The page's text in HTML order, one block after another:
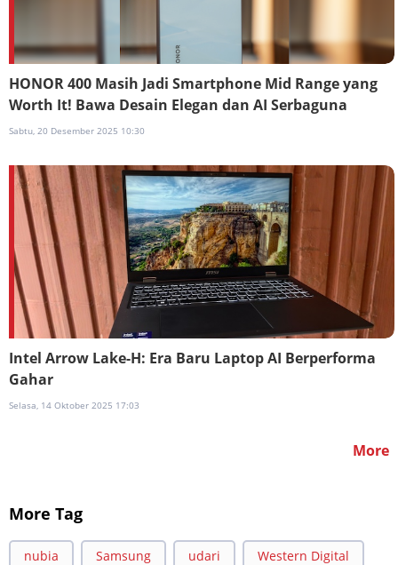
HONOR 400 Masih Jadi Smartphone Mid Range yang
Worth It! Bawa Desain Elegan dan AI Serbaguna
Sabtu, 20 Desember 2025 10:30
Intel Arrow Lake-H: Era Baru Laptop AI Berperforma
Gahar
Selasa, 14 Oktober 2025 17:03
More
More Tag
nubia Samsung udari Western Digital